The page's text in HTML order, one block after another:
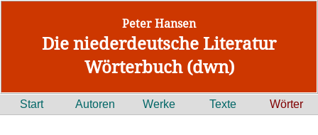
Peter Hansen
Die niederdeutsche Literatur
Wörterbuch (dwn)
Start Autoren Werke Texte Wörter